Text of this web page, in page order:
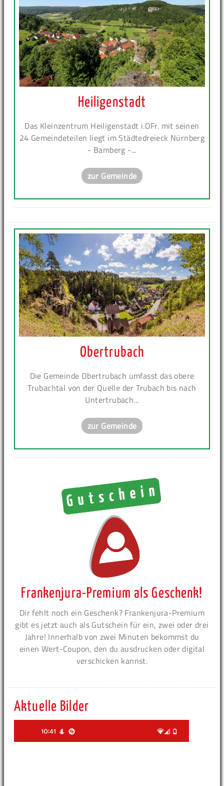
Heiligenstadt
Das Kleinzentrum Heiligenstadt i.OFr. mit seinen
24 Gemeindeteilen liegt im Städtedreieck Nürnberg
- Bamberg -...
zur Gemeinde
Obertrubach
Die Gemeinde Obertrubach umfasst das obere
Trubachtal von der Quelle der Trubach bis nach
Untertrubach...
zur Gemeinde
Frankenjura-Premium als Geschenk!
Dir fehlt noch ein Geschenk? Frankenjura-Premium
gibt es jetzt auch als Gutschein für ein, zwei oder drei
Jahre! Innerhalb von zwei Minuten bekommst du
einen Wert-Coupon, den du ausdrucken oder digital
verschicken kannst.
Aktuelle Bilder